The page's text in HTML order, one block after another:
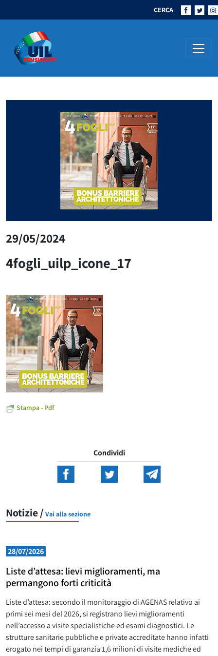
CERCA
Navigazione principale
29/05/2024
4fogli_uilp_icone_17
Stampa - Pdf
Condividi
Notizie / Vai alla sezione
28/07/2026
Liste d’attesa: lievi miglioramenti, ma
permangono forti criticità
Liste d’attesa: secondo il monitoraggio di AGENAS relativo ai
primi sei mesi del 2026, si registrano lievi miglioramenti
nell’accesso a visite specialistiche ed esami diagnostici. Le
strutture sanitarie pubbliche e private accreditate hanno infatti
erogato nei tempi di garanzia 1,6 milioni di visite mediche ed